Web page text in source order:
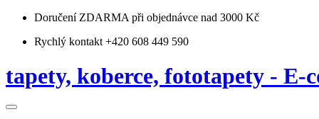
Doručení ZDARMA při objednávce nad 3000 Kč
Rychlý kontakt +420 608 449 590
tapety, koberce, fototapety - E-